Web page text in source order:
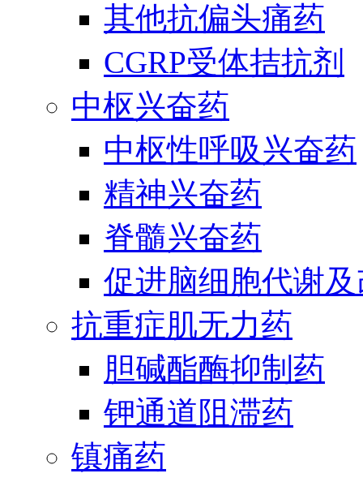
其他抗偏头痛药
CGRP受体拮抗剂
中枢兴奋药
中枢性呼吸兴奋药
精神兴奋药
脊髓兴奋药
促进脑细胞代谢
抗重症肌无力药
胆碱酯酶抑制药
钾通道阻滞药
镇痛药